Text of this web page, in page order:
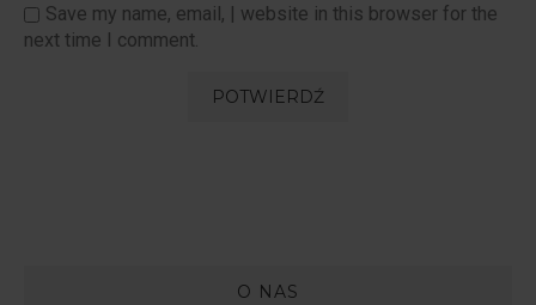
Save my name, email, | website in this browser for the
next time I comment.
O NAS